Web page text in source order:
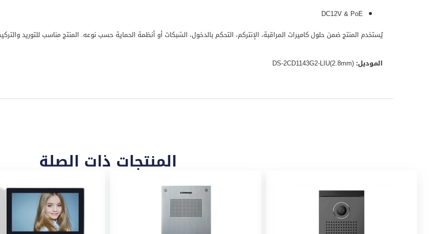
DC12V & PoE
يُستخدم المنتج ضمن حلول كاميرات المراقبة، الإنتركم، التحكم بالدخول، الشبكات أو أنظمة الحماية حسب نوعه. المنتج مناسب للتوريد
الموديل:
المنتجات ذات الصلة